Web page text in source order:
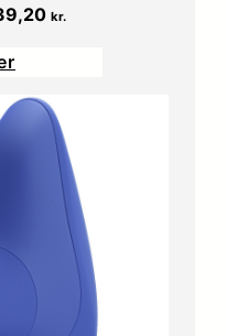
kr..
kr.
239,20 kr..